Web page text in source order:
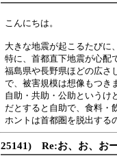
こんにちは。
大きな地震が起こるたびに
特に、首都直下地震が心配
福島県や長野県ほどの広さ
で、被害規模は想像もつき
自助・共助・公助というけ
だとすると自助で、食料・
ホントは首都圏を脱出する
25141) Re:お、お、お